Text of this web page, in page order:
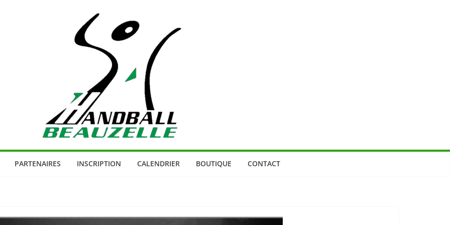
PARTENAIRES INSCRIPTION CALENDRIER BOUTIQUE CONTACT